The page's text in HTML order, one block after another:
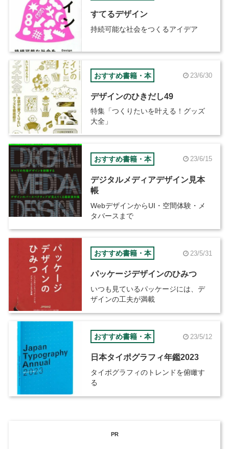
すてるデザイン
持続可能な社会をつくるアイデア
おすすめ書籍・本 23/6/30
デザインのひきだし49
特集「つくりたいを叶える！グッズ
大全」
おすすめ書籍・本 23/6/15
デジタルメディアデザイン見本
帳
WebデザインからUI・空間体験・メ
タバースまで
おすすめ書籍・本 23/5/31
パッケージデザインのひみつ
いつも見ているパッケージには、デ
ザインの工夫が満載
おすすめ書籍・本 23/5/12
日本タイポグラフィ年鑑2023
タイポグラフィのトレンドを俯瞰す
る
PR